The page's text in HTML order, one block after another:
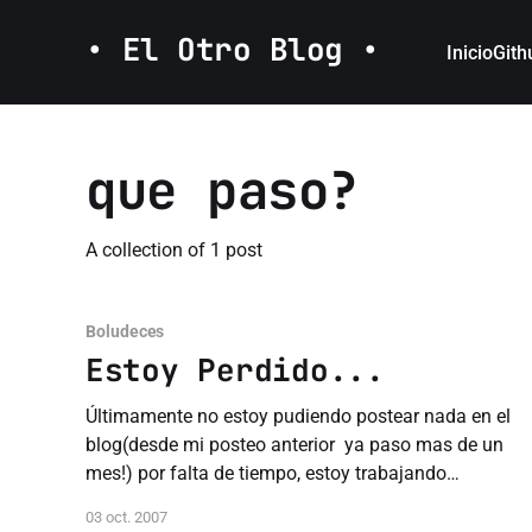
• El Otro Blog • Inicio
que paso?
A collection of 1 post
Boludeces
Estoy Perdido...
Últimamente no estoy pudiendo postear nada en el
blog(desde mi posteo anterior ya paso mas de un
mes!) por falta de tiempo, estoy trabajando
03 oct. 2007